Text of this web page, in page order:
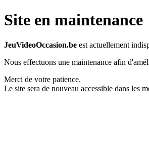
Site en maintenance
JeuVideoOccasion.be est actuellement
Nous effectuons une maintenance afin
Merci de votre patience.
Le site sera de nouveau accessible dans les